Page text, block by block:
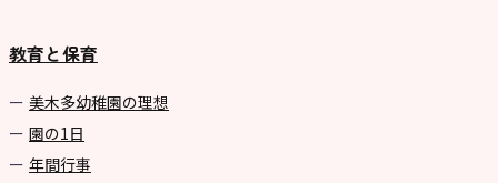
教育と保育
美⽊多幼稚園の理想
園の1⽇
年間⾏事